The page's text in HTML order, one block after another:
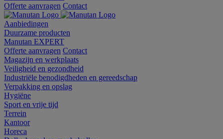
Offerte aanvragen Contact
Aanbiedingen
Duurzame producten
Manutan EXPERT
Offerte aanvragen Contact
Magazijn en werkplaats
Veiligheid en gezondheid
Industriële benodigdheden en gereedschap
Verpakking en opslag
Hygiëne
Sport en vrije tijd
Terrein
Kantoor
Horeca